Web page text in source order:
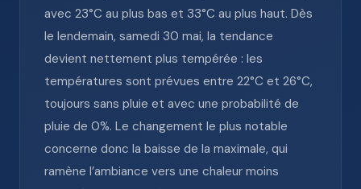
avec 23°C au plus bas et 33°C au plus haut. Dès
le lendemain, samedi 30 mai, la tendance
devient nettement plus tempérée : les
températures sont prévues entre 22°C et 26°C,
toujours sans pluie et avec une probabilité de
pluie de 0%. Le changement le plus notable
concerne donc la baisse de la maximale, qui
ramène l’ambiance vers une chaleur moins